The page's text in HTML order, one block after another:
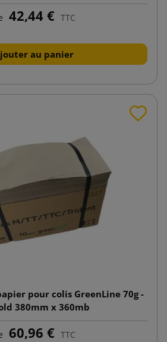
42,44 € TTC
au panier
pour colis GreenLine 70g -
380mm x 360mb
60,96 € TTC